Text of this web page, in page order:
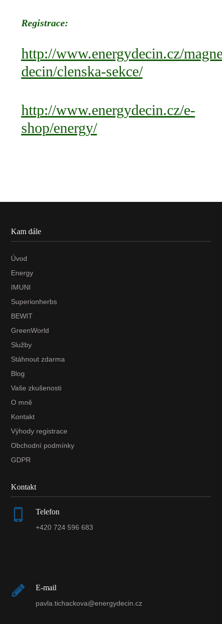
Registrace:
http://www.energydecin.cz/
decin/clenska-sekce/
http://www.energydecin.cz/e-
shop/energy/
Kam dále
Úvod
Energy
IMUNI
Superionherbs
BEWIT
GreenWorld
Služby
Stáhnout zdarma
Blog
Vaše zkušenosti
O mně
Kontakt
Výhody registrace
Obchodní podmínky
GDPR
Kontakt
Telefon
+420 724 596 683
E-mail
pavla.tichackova@energydecin.cz